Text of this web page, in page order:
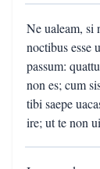
Ne ualeam, si
noctibus esse
passum:
non es; cum
tibi saepe
ire; ut te non